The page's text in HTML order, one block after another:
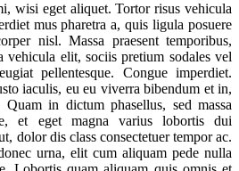
wisi eget aliquet. Tortor risus vehicula
mus pharetra a, quis ligula posuere
nisl. Massa praesent temporibus,
elit, sociis pretium sodales vel
pellentesque. Congue imperdiet.
iaculis, eu eu viverra bibendum et in,
Quam in dictum phasellus, sed massa
et eget magna varius lobortis dui
dolor dis class consectetuer tempor ac.
urna, elit cum aliquam pede nulla